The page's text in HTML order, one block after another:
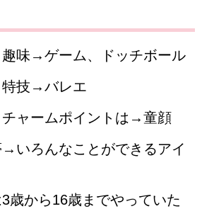
趣味→ゲーム、ドッチボール
特技→バレエ
チャームポイントは→童顔
いろんなことができるアイ
歳から16歳までやっていた